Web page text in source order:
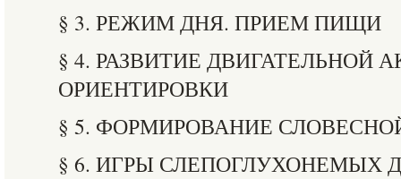
§ 3. РЕЖИМ ДНЯ. ПРИЕМ ПИЩИ
§ 4. РАЗВИТИЕ ДВИГАТЕЛЬНОЙ
ОРИЕНТИРОВКИ
§ 5. ФОРМИРОВАНИЕ
§ 6. ИГРЫ СЛЕПОГЛУХОНЕМЫХ